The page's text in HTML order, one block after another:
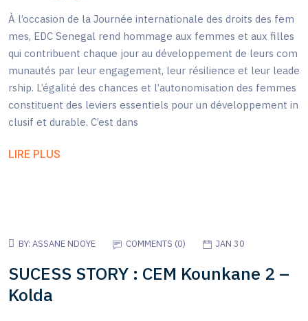
À l’occasion de la Journée internationale des droits des fem
mes, EDC Senegal rend hommage aux femmes et aux filles
qui contribuent chaque jour au développement de leurs com
munautés par leur engagement, leur résilience et leur leade
rship. L’égalité des chances et l’autonomisation des femmes
constituent des leviers essentiels pour un développement in
clusif et durable. C’est dans
LIRE PLUS
BY: ASSANE NDOYE COMMENTS (0) JAN 30
SUCESS STORY : CEM Kounkane 2 –
Kolda